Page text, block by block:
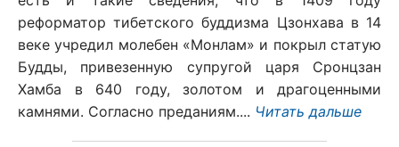
реформатор тибетского буддизма Цзонхава в 14
веке учредил молебен «Монлам» и покрыл статую
Будды, привезенную супругой царя Сронцзан
Хамба в 640 году, золотом и драгоценными
камнями. Согласно преданиям.... Читать дальше